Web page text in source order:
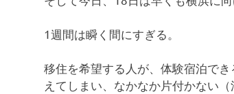
1週間は瞬く間にすぎる。
移住を希望する人が、体験宿泊で
えてしまい、なかなか片付かない